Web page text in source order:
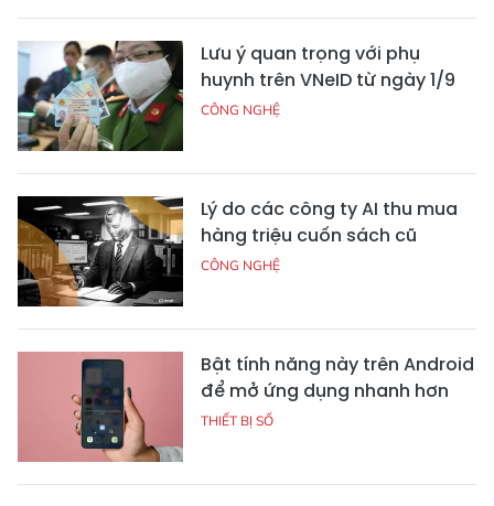
Lưu ý quan trọng với phụ
huynh trên VNeID từ ngày 1/9
CÔNG NGHỆ
Lý do các công ty AI thu mua
hàng triệu cuốn sách cũ
CÔNG NGHỆ
Bật tính năng này trên Android
để mở ứng dụng nhanh hơn
THIẾT BỊ SỐ